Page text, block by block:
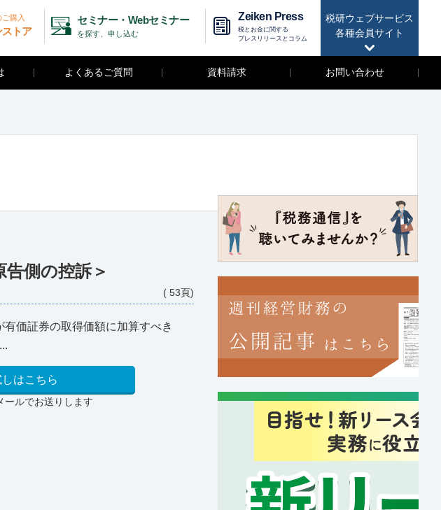
税研ウェブサービス
各種会員サイト
購入
トア
セミナー・Webセミナー
を探す、申し込む
Zeiken Press
税とお金に関する
プレスリリースとコラム
よくあるご質問 資料請求 お問い合わせ
側の控訴＞
( 53頁)
価証券の取得価額に加算すべき
はこちら
ールでお送りします